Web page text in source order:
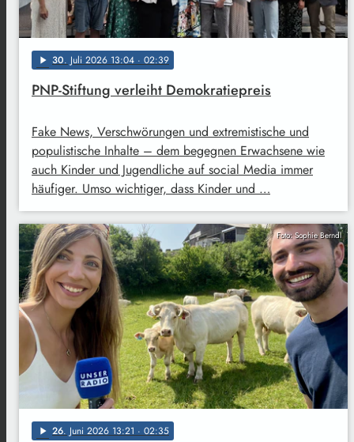
play_arrow 30. Juli 2026 13:04 · 02:39
PNP-Stiftung verleiht Demokratiepreis
Fake News, Verschwörungen und extremistische und
populistische Inhalte – dem begegnen Erwachsene wie
auch Kinder und Jugendliche auf social Media immer
häufiger. Umso wichtiger, dass Kinder und …
Foto: Sophie Berndl
play_arrow 26. Juni 2026 13:21 · 02:35